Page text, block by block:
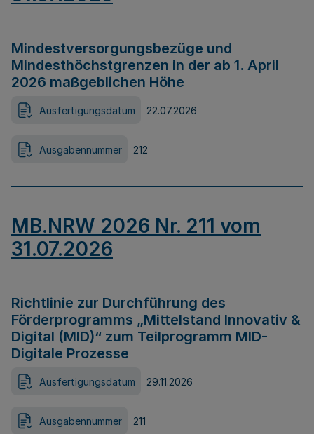
Mindestversorgungsbezüge und
Mindesthöchstgrenzen in der ab 1. April
2026 maßgeblichen Höhe
Ausfertigungsdatum 22.07.2026
Ausgabennummer 212
MB.NRW 2026 Nr. 211 vom
31.07.2026
Richtlinie zur Durchführung des
Förderprogramms „Mittelstand Innovativ &
Digital (MID)“ zum Teilprogramm MID-
Digitale Prozesse
Ausfertigungsdatum 29.11.2026
Ausgabennummer 211